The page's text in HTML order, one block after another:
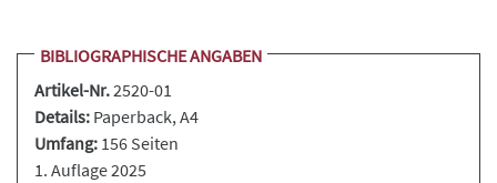
BIBLIOGRAPHISCHE ANGABEN
Artikel-Nr.2520-01
Details: Paperback, A4
Umfang: 156 Seiten
1. Auflage 2025